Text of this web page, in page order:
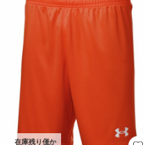
在庫残り僅か